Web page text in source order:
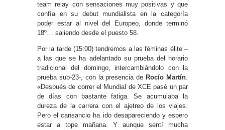
team relay con sensaciones muy positivas y que
confía en su debut mundialista en la categoría
poder estar al nivel del Europeo, donde terminó
18º… saliendo desde el puesto 58.
Por la tarde (15:00) tendremos a las féminas élite –
a las que se ha adelantado su prueba del horario
tradicional del domingo, intercambiándolo con la
prueba sub-23-, con la presencia de Rocío Martín.
«Después de correr el Mundial de XCE pasé un par
de días con bastante fatiga. Se acumulaba la
dureza de la carrera con el ajetreo de los viajes.
Pero el cansancio ha ido desapareciendo y espero
estar a tope mañana. Y aunque sentí mucha